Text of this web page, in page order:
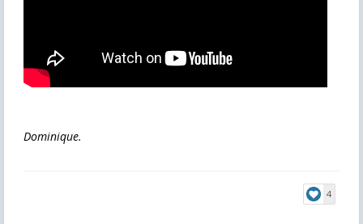
Dominique.
4